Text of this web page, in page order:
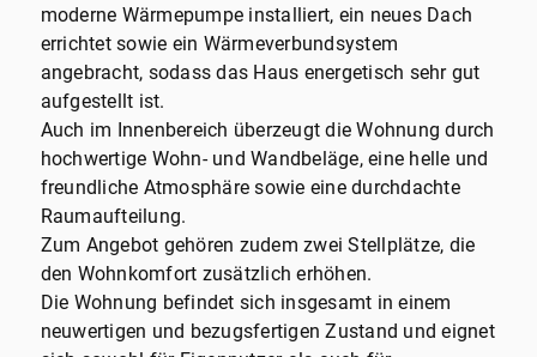
moderne Wärmepumpe installiert, ein neues Dach
errichtet sowie ein Wärmeverbundsystem
angebracht, sodass das Haus energetisch sehr gut
aufgestellt ist.
Auch im Innenbereich überzeugt die Wohnung durch
hochwertige Wohn- und Wandbeläge, eine helle und
freundliche Atmosphäre sowie eine durchdachte
Raumaufteilung.
Zum Angebot gehören zudem zwei Stellplätze, die
den Wohnkomfort zusätzlich erhöhen.
Die Wohnung befindet sich insgesamt in einem
neuwertigen und bezugsfertigen Zustand und eignet